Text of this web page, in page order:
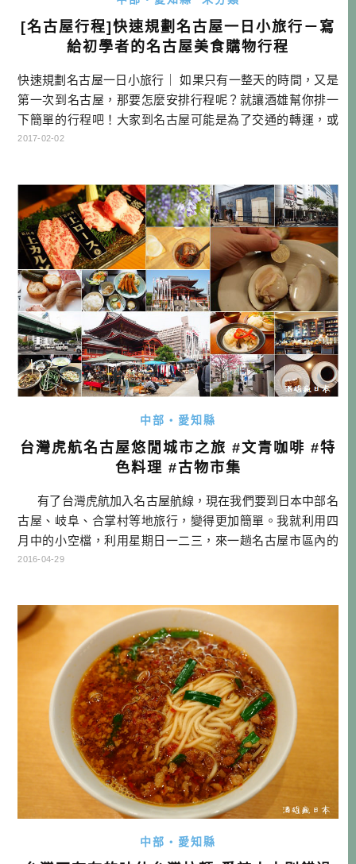
[名古屋行程]快速規劃名古屋一日小旅行－寫
給初學者的名古屋美食購物行程
快速規劃名古屋一日小旅行｜ 如果只有一整天的時間，又是
第一次到名古屋，那要怎麼安排行程呢？就讓酒雄幫你排一
下簡單的行程吧！大家到名古屋可能是為了交通的轉運，或
是想要吃吃買買，又可以做些簡單的觀光。本文就針對第一
早餐→總也是要有點文藝氣息~名古屋城→從大須商店街逛到
榮商圈→傳統味居酒屋大甚 […]…
2017-02-02
中部・愛知縣
台灣虎航名古屋悠閒城市之旅 #文青咖啡 #特
色料理 #古物市集
有了台灣虎航加入名古屋航線，現在我們要到日本中部名
古屋、岐阜、合掌村等地旅行，變得更加簡單。我就利用四
月中的小空檔，利用星期日一二三，來一趟名古屋市區內的
吃吃喝喝之旅。這次旅行沒打算去什麼遠的景點，就打算在
個習慣旅行的人來說，行程不是那麼重要，因為你自己會去
找適合自己的地 […]…
2016-04-29
中部・愛知縣